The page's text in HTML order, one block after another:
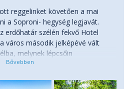
reggelinket követően a mai
a Soproni- hegység legjavát.
erdőhatár szélén fekvő Hotel
város második jelképévé vált
melynek lépcsőin
a városra, a Károly-magaslati
a parkerdő növény- és